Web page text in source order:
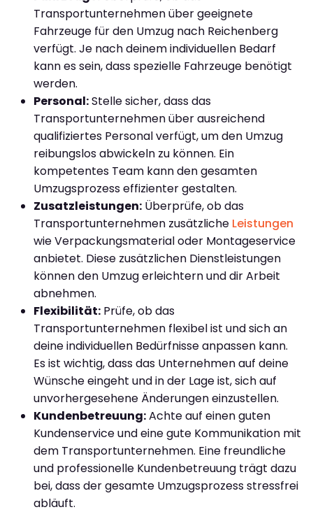
Transportunternehmen über geeignete
Fahrzeuge für den Umzug nach Reichenberg
verfügt. Je nach deinem individuellen Bedarf
kann es sein, dass spezielle Fahrzeuge benötigt
werden.
Personal:Stelle sicher, dass das
Transportunternehmen über ausreichend
qualifiziertes Personal verfügt, um den Umzug
reibungslos abwickeln zu können. Ein
kompetentes Team kann den gesamten
Umzugsprozess effizienter gestalten.
Zusatzleistungen: Überprüfe, ob das
Transportunternehmen zusätzliche Leistungen
wie Verpackungsmaterial oder Montageservice
anbietet. Diese zusätzlichen Dienstleistungen
können den Umzug erleichtern und dir Arbeit
abnehmen.
Flexibilität: Prüfe, ob das
Transportunternehmen flexibel ist und sich an
deine individuellen Bedürfnisse anpassen kann.
Es ist wichtig, dass das Unternehmen auf deine
Wünsche eingeht und in der Lage ist, sich auf
unvorhergesehene Änderungen einzustellen.
Kundenbetreuung:Achte auf einen guten
Kundenservice und eine gute Kommunikation mit
dem Transportunternehmen. Eine freundliche
und professionelle Kundenbetreuung trägt dazu
bei, dass der gesamte Umzugsprozess stressfrei
abläuft.